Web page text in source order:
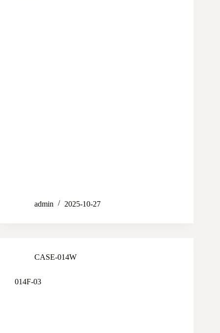
admin 2025-10-27
CASE-014W
014F-03